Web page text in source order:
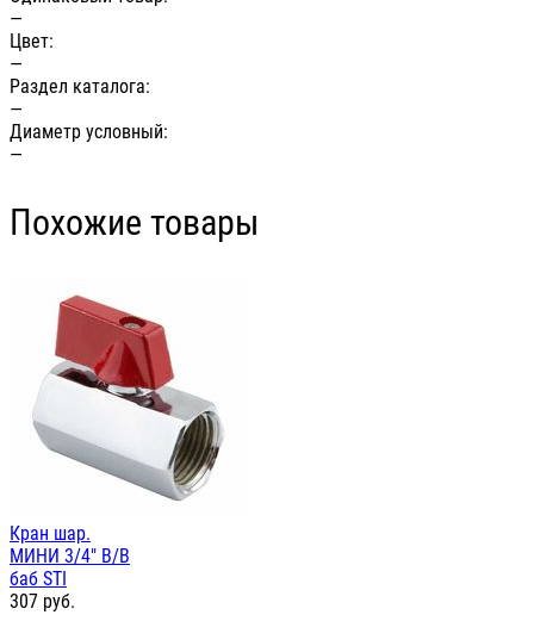
—
Цвет:
—
Раздел каталога:
—
Диаметр условный:
—
Похожие товары
Кран шар.
МИНИ 3/4" В/В
баб STI
307 руб.